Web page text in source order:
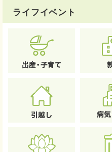
ライフイベント